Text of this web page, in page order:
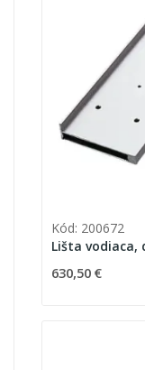
Kód: 200672
Lišta vodiaca,
630,50 €